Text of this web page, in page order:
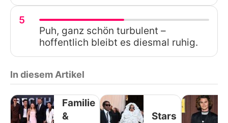
5
Puh, ganz schön turbulent –
hoffentlich bleibt es diesmal ruhig.
In diesem Artikel
Familie
&
Stars